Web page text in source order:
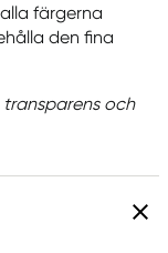
färgerna
den fina
och